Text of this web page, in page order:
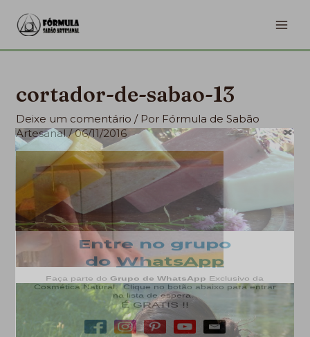
para
o
cortador-de-sabao-13
Deixe um comentário / Por Fórmula de Sabão
Artesanal/06/11/2016